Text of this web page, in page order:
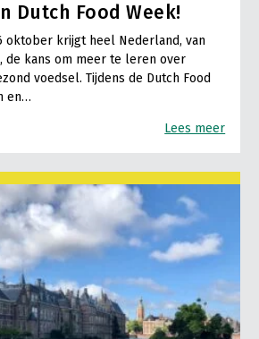
Dutch Food Week!
oktober krijgt heel Nederland, van
de kans om meer te leren over
voedsel. Tijdens de Dutch Food
en…
Lees meer